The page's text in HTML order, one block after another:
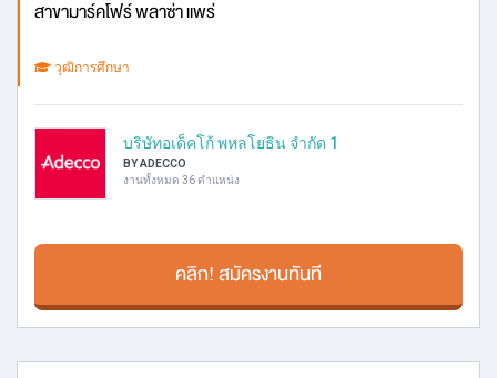
สาขามาร์คโฟร์ พลาซ่า แพร่
วุฒิการศึกษา
บริษัทอเด็คโก้ พหลโยธิน จำกัด 1
BY ADECCO
งานทั้งหมด 36 ตำแหน่ง
คลิก! สมัครงานทันที